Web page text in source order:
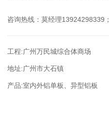
咨询热线：莫经理13924298339；
工程:广州万民城综合体商场
地址:广州市大石镇
产品:室内外铝单板、异型铝板